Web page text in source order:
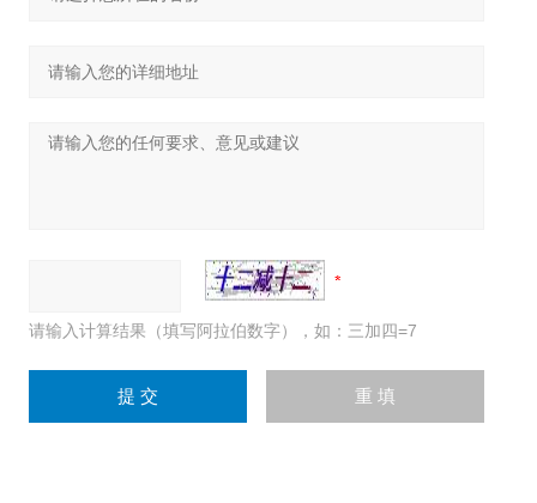
请输入计算结果（填写阿拉伯数字），如：三加四=7